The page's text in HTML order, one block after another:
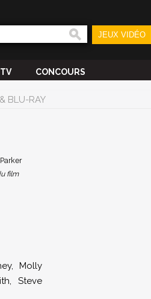
JEUX VIDÉO
CONCOURS
BLU-RAY
film
, Molly
,Steve